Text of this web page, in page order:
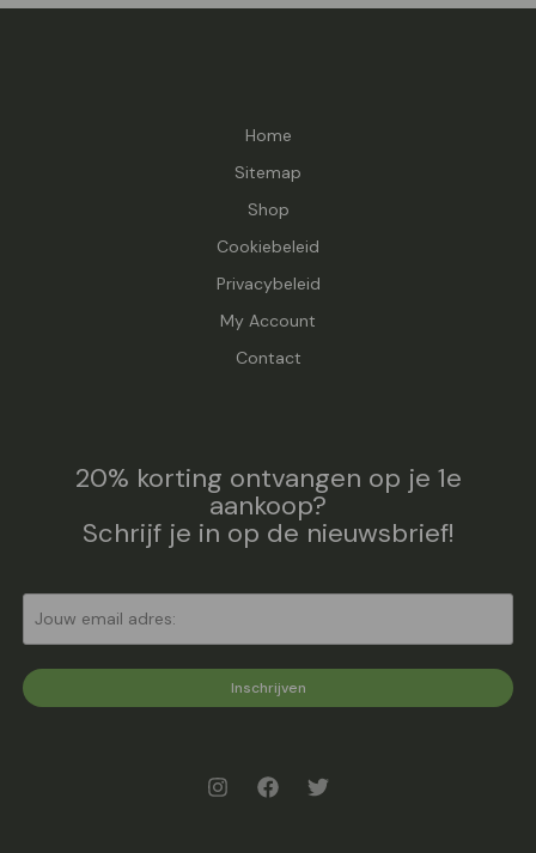
Home
Sitemap
Shop
Cookiebeleid
Privacybeleid
My Account
Contact
20% korting ontvangen op je 1e
aankoop?
Schrijf je in op de nieuwsbrief!
Inschrijven